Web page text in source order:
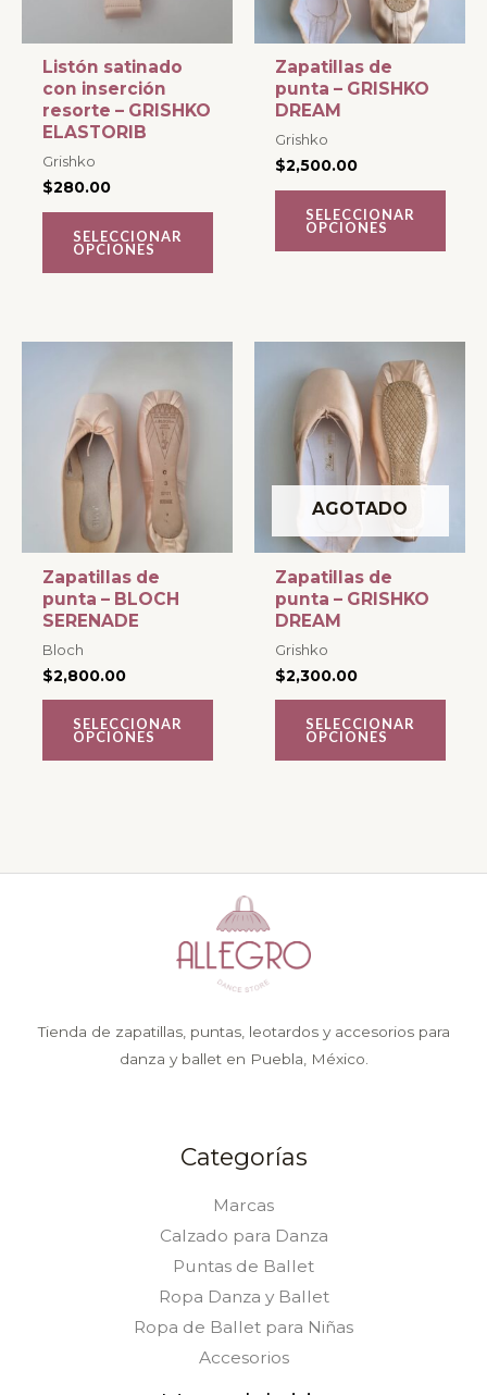
Listón satinado
con inserción
resorte – GRISHKO
ELASTORIB
Grishko
$280.00
SELECCIONAR
OPCIONES
se
pueden
elegir
la
página
producto
Zapatillas de
punta – GRISHKO
DREAM
Grishko
$2,500.00
SELECCIONAR
OPCIONES
opciones
se
pueden
elegir
en
página
Zapatillas de
punta – BLOCH
SERENADE
Bloch
$2,800.00
SELECCIONAR
OPCIONES
tiene
múltiples
variantes.
opciones
se
pueden
elegir
en
página
AGOTADO
Zapatillas de
punta – GRISHKO
DREAM
Grishko
$2,300.00
SELECCIONAR
OPCIONES
producto
tiene
múltiples
variantes.
opciones
se
pueden
elegir
en
página
Tienda de zapatillas, puntas, leotardos y accesorios para
danza y ballet en Puebla, México.
Categorías
Marcas
Calzado para Danza
Puntas de Ballet
Ropa Danza y Ballet
Ropa de Ballet para Niñas
Accesorios